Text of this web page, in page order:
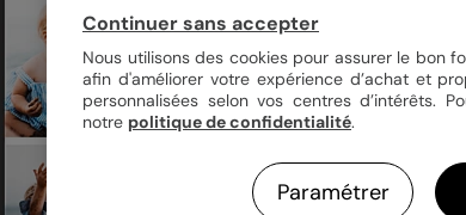
Continuer sans accepter
Nous utilisons des cookies pour assurer le bon
afin d'améliorer votre expérience d’achat et
personnalisées selon vos centres d’intérêts.
notre politique de confidentialité.
Paramétrer